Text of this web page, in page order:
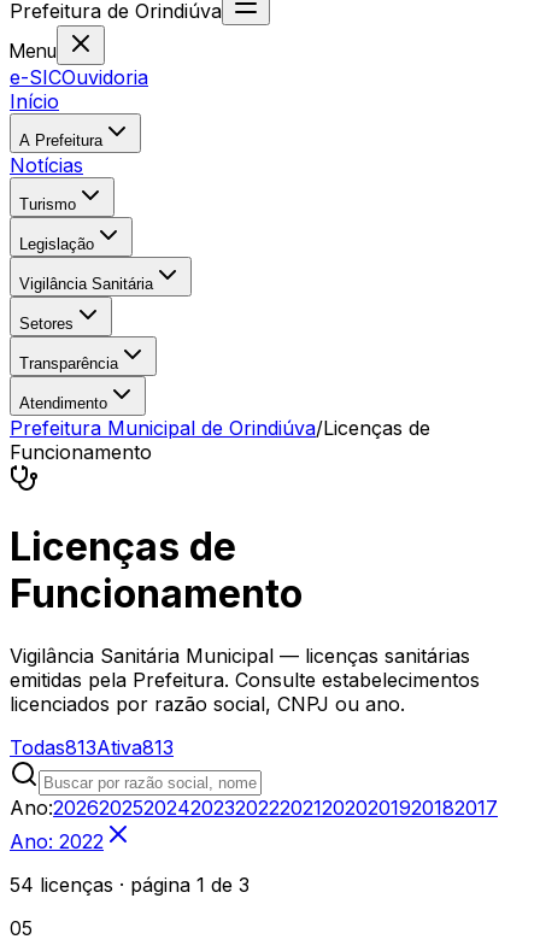
Prefeitura de Orindiúva
Menu
e-SICOuvidoria
Início
A Prefeitura
Notícias
Turismo
Legislação
Vigilância Sanitária
Setores
Transparência
Atendimento
Prefeitura Municipal de Orindiúva/Licenças de
Funcionamento
Licenças de
Funcionamento
Vigilância Sanitária Municipal — licenças sanitárias
emitidas pela Prefeitura. Consulte estabelecimentos
licenciados por razão social, CNPJ ou ano.
Todas813Ativa813
Ano:2026202520242023202220212020201920182017
Ano: 2022
54 licenças · página 1 de 3
05